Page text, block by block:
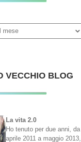
VECCHIO BLOG
La vita 2.0
Ho tenuto per due anni, da
aprile 2011 a maggio 2013,